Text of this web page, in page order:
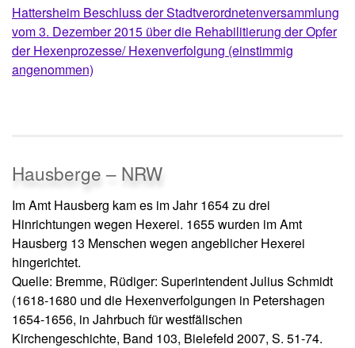
Hattersheim Beschluss der Stadtverordnetenversammlung
vom 3. Dezember 2015 über die Rehabilitierung der Opfer
der Hexenprozesse/ Hexenverfolgung (einstimmig
angenommen)
Hausberge – NRW
Im Amt Hausberg kam es im Jahr 1654 zu drei
Hinrichtungen wegen Hexerei. 1655 wurden im Amt
Hausberg 13 Menschen wegen angeblicher Hexerei
hingerichtet.
Quelle: Bremme, Rüdiger: Superintendent Julius Schmidt
(1618-1680 und die Hexenverfolgungen in Petershagen
1654-1656, in Jahrbuch für westfälischen
Kirchengeschichte, Band 103, Bielefeld 2007, S. 51-74.